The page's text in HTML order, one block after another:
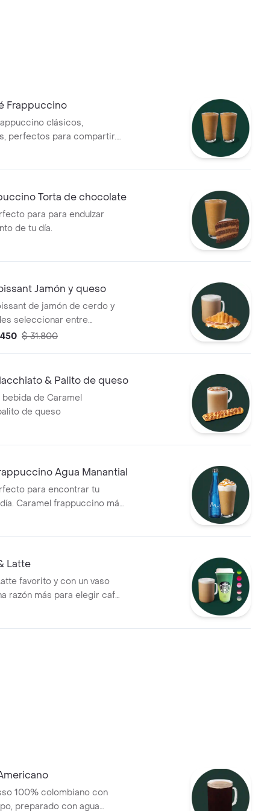
Frappuccino
clásicos,
perfectos para compartir.
hielo y leche de tu
Torta de chocolate
para para endulzar
de tu día.
Jamón y queso
de jamón de cerdo y
seleccionar entre
o cereal.
$ 31.800
& Palito de queso
bebida de Caramel
de queso
Agua Manantial
para encontrar tu
Caramel frappuccino más
agua manantial
Latte
favorito y con un vaso
razón más para elegir café
(Color sujeto a
100% colombiano con
preparado con agua